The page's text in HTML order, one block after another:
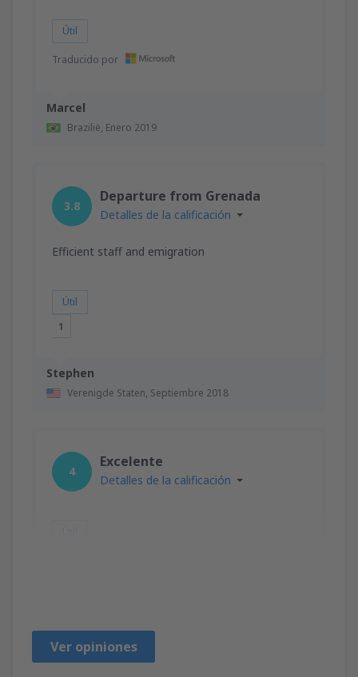
Marcel
Brazilië, Enero 2019
Útil
Traducido por
Stephen
Verenigde Staten, Septiembre 2018
3.8
Departure from Grenada
Detalles de la calificación
Efficient staff and emigration
Útil
1
4
Excelente
Detalles de la calificación
Ver opiniones